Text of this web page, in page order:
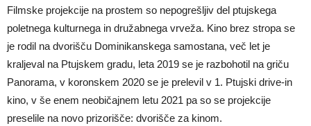
Filmske projekcije na prostem so nepogrešljiv del ptujskega
poletnega kulturnega in družabnega vrveža. Kino brez stropa se
je rodil na dvorišču Dominikanskega samostana, več let je
kraljeval na Ptujskem gradu, leta 2019 se je razbohotil na griču
Panorama, v koronskem 2020 se je prelevil v 1. Ptujski drive-in
kino, v še enem neobičajnem letu 2021 pa so se projekcije
preselile na novo prizorišče: dvorišče za kinom.